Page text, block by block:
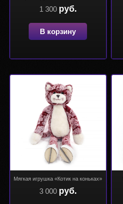
1 300 руб.
В корзину
Мягкая игрушка «Котик на коньках»
3 000 руб.